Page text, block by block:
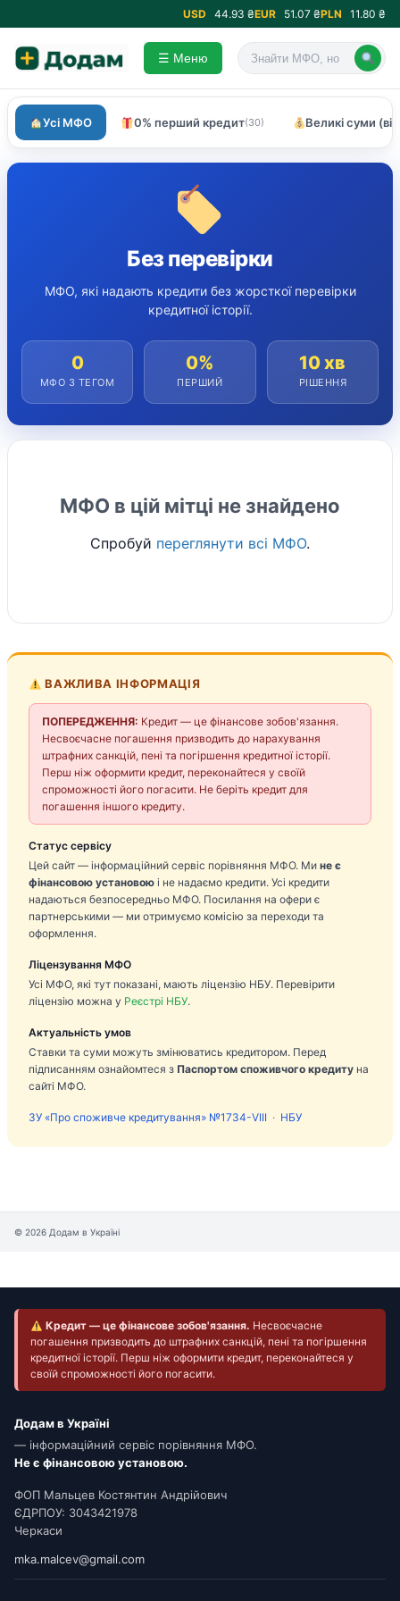
USD 44.93 ₴EUR 51.07 ₴PLN 11.80 ₴
☰ Меню
Усі МФО 0% перший кредит(30) Великі суми
Без перевірки
МФО, які надають кредити без жорсткої перевірки
кредитної історії.
0
МФО З ТЕГОМ
0%
ПЕРШИЙ
10 хв
РІШЕННЯ
МФО в цій мітці не знайдено
Спробуй переглянути всі МФО.
ВАЖЛИВА ІНФОРМАЦІЯ
ПОПЕРЕДЖЕННЯ: Кредит — це фінансове зобов'язання.
Несвоєчасне погашення призводить до нарахування
штрафних санкцій, пені та погіршення кредитної історії.
Перш ніж оформити кредит, переконайтеся у своїй
спроможності його погасити. Не беріть кредит для
погашення іншого кредиту.
Статус сервісу
Цей сайт — інформаційний сервіс порівняння МФО. Ми не є
фінансовою установою і не надаємо кредити. Усі кредити
надаються безпосередньо МФО. Посилання на офери є
партнерськими — ми отримуємо комісію за переходи та
оформлення.
Ліцензування МФО
Усі МФО, які тут показані, мають ліцензію НБУ. Перевірити
ліцензію можна у Реєстрі НБУ.
Актуальність умов
Ставки та суми можуть змінюватись кредитором. Перед
підписанням ознайомтеся з Паспортом споживчого кредиту на
сайті МФО.
ЗУ «Про споживче кредитування» №1734-VIII · НБУ
© 2026 Додам в Україні
Кредит — це фінансове зобов'язання. Несвоєчасне
погашення призводить до штрафних санкцій, пені та погіршення
кредитної історії. Перш ніж оформити кредит, переконайтеся у
своїй спроможності його погасити.
Додам в Україні
— інформаційний сервіс порівняння МФО.
Не є фінансовою установою.
ФОП Мальцев Костянтин Андрійович
ЄДРПОУ: 3043421978
Черкаси
mka.malcev@gmail.com